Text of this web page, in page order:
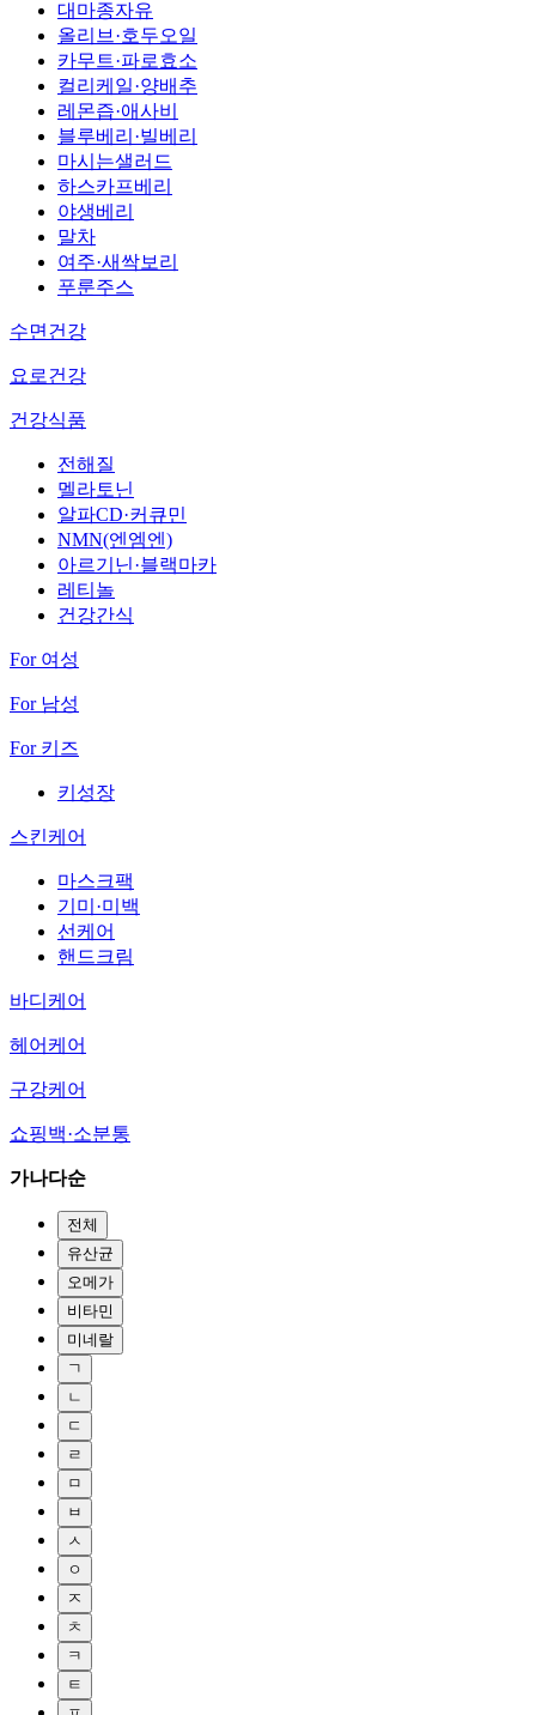
대마종자유
올리브·호두오일
카무트·파로효소
컬리케일·양배추
레몬즙·애사비
블루베리·빌베리
마시는샐러드
하스카프베리
야생베리
말차
여주·새싹보리
푸룬주스
수면건강
요로건강
건강식품
전해질
멜라토닌
알파CD·커큐민
NMN(엔엠엔)
아르기닌·블랙마카
레티놀
건강간식
For 여성
For 남성
For 키즈
키성장
스킨케어
마스크팩
기미·미백
선케어
핸드크림
바디케어
헤어케어
구강케어
쇼핑백·소분통
가나다순
전체
유산균
오메가
비타민
미네랄
ㄱ
ㄴ
ㄷ
ㄹ
ㅁ
ㅂ
ㅅ
ㅇ
ㅈ
ㅊ
ㅋ
ㅌ